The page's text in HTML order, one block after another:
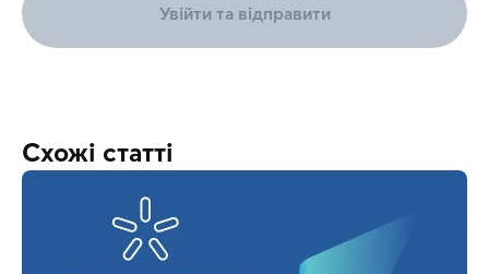
Увійти та відправити
Схожі статті